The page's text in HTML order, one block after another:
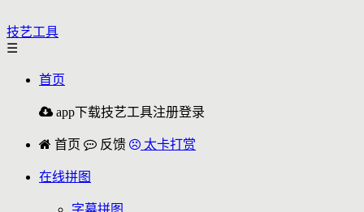
技艺工具
☰
首页
app下载技艺工具注册登录
首页 反馈 太卡打赏
在线拼图
字幕拼图